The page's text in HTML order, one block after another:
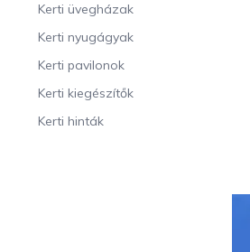
Kerti üvegházak
Kerti nyugágyak
Kerti pavilonok
Kerti kiegészítők
Kerti hinták